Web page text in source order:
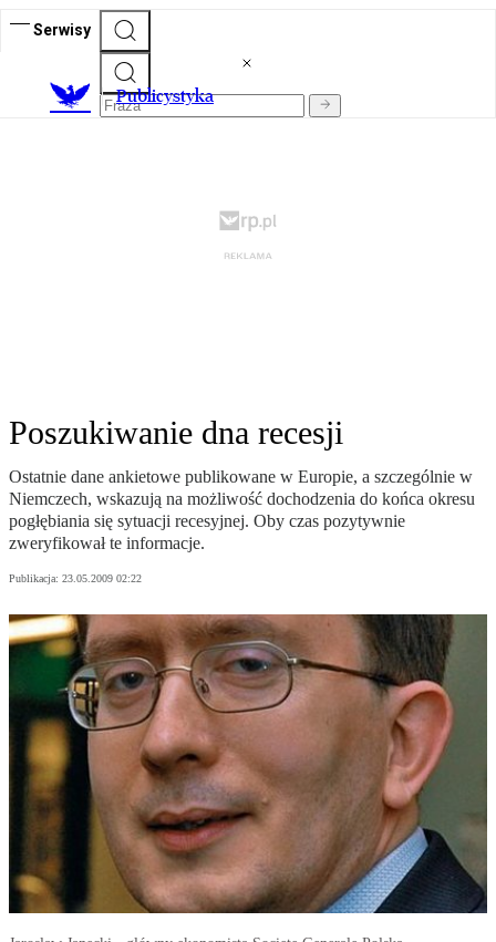
Serwisy
Publicystyka
Poszukiwanie dna recesji
Ostatnie dane ankietowe publikowane w Europie, a szczególnie w
Niemczech, wskazują na możliwość dochodzenia do końca okresu
pogłębiania się sytuacji recesyjnej. Oby czas pozytywnie
zweryfikował te informacje.
Publikacja: 23.05.2009 02:22